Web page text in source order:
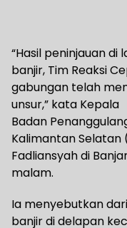
“Hasil peninjauan
banjir, Tim Reaksi
gabungan telah
unsur,” kata Kepala
Badan
Kalimantan Selatan
Fadliansyah di
malam.
Ia menyebutkan
banjir di delapan